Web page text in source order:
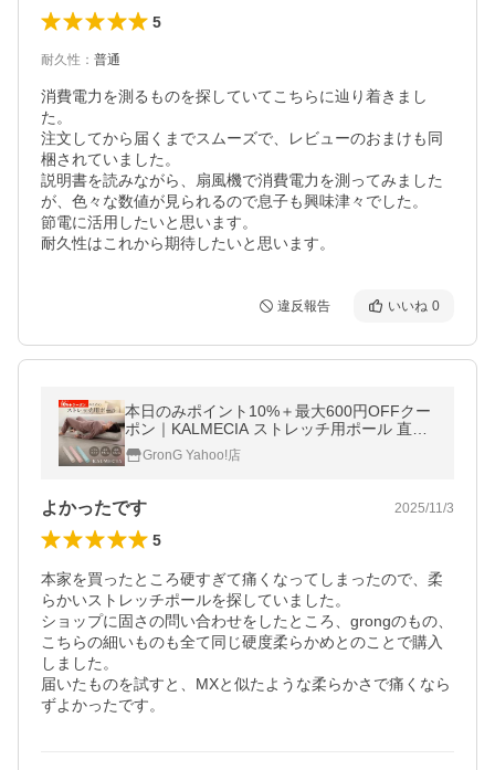
5
耐久性 ： 普通
消費電力を測るものを探していてこちらに辿り着きまし
た。
注文してから届くまでスムーズで、レビューのおまけも同
梱されていました。
説明書を読みながら、扇風機で消費電力を測ってみました
が、色々な数値が見られるので息子も興味津々でした。
節電に活用したいと思います。
耐久性はこれから期待したいと思います。
違反報告 いいね 0
本日のみポイント10%＋最大600円OFFクー
ポン｜KALMECIA ストレッチ用ポール 直径1
5cm 長さ98cm 柔らかい ヨガポール 背中 ス
トレッチ 棒 ロング 爆買
GronG Yahoo!店
よかったです 2025/11/3
5
本家を買ったところ硬すぎて痛くなってしまったので、柔
らかいストレッチポールを探していました。
ショップに固さの問い合わせをしたところ、grongのもの、
こちらの細いものも全て同じ硬度柔らかめとのことで購入
しました。
届いたものを試すと、MXと似たような柔らかさで痛くなら
ずよかったです。